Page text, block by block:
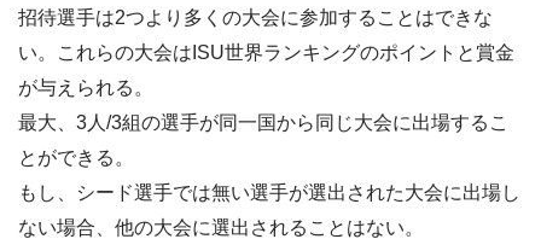
招待選手は2つより多くの大会に参加することはできな
い。これらの大会はISU世界ランキングのポイントと賞金
が与えられる。
最大、3人/3組の選手が同一国から同じ大会に出場するこ
とができる。
もし、シード選手では無い選手が選出された大会に出場し
ない場合、他の大会に選出されることはない。